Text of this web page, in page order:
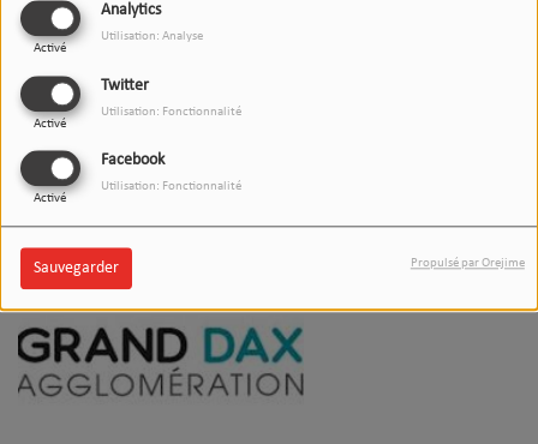
Analytics
Activé
Utilisation: Analyse
Twitter
Activé
Utilisation: Fonctionnalité
Facebook
Activé
Utilisation: Fonctionnalité
Sauvegarder Propulsé par Orejime